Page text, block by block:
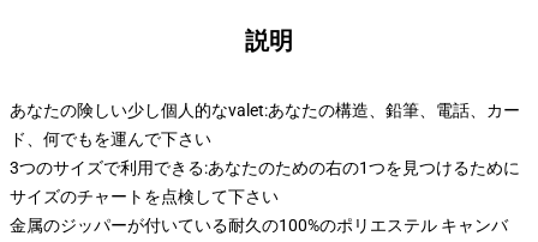
説明
あなたの険しい少し個人的なvalet:あなたの構造、鉛筆、電話、カー
ド、何でもを運んで下さい
3つのサイズで利用できる:あなたのための右の1つを見つけるために
サイズのチャートを点検して下さい
金属のジッパーが付いている耐久の100%のポリエステル キャンバ